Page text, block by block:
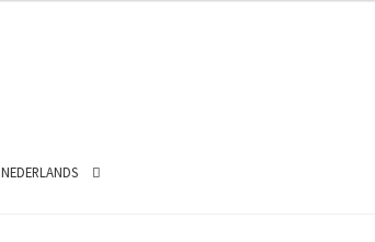
NEDERLANDS